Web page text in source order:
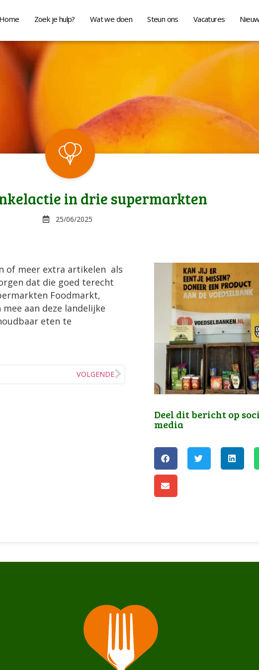
Home Zoek je hulp? Wat we doen Steun ons Vacatures
in drie supermarkten
25/06/2025
of meer extra artikelen als
dat die goed terecht
Foodmarkt,
aan deze landelijke
eten te
VOLGENDE
Deel dit bericht op
media